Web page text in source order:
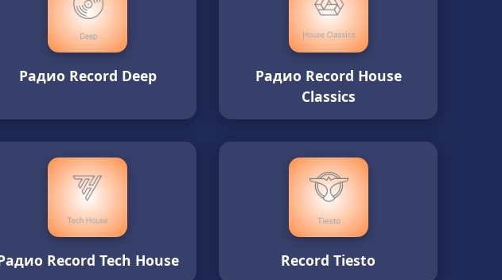
Радио Record Deep
Радио Record House
Classics
Record Tech House Record Tiesto